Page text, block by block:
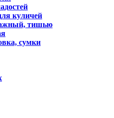
куличей
тишью
сумки